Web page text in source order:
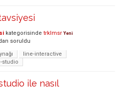
kategorisinde trklmsr Yeni
soruldu
line-interactive
studio
ile nasıl